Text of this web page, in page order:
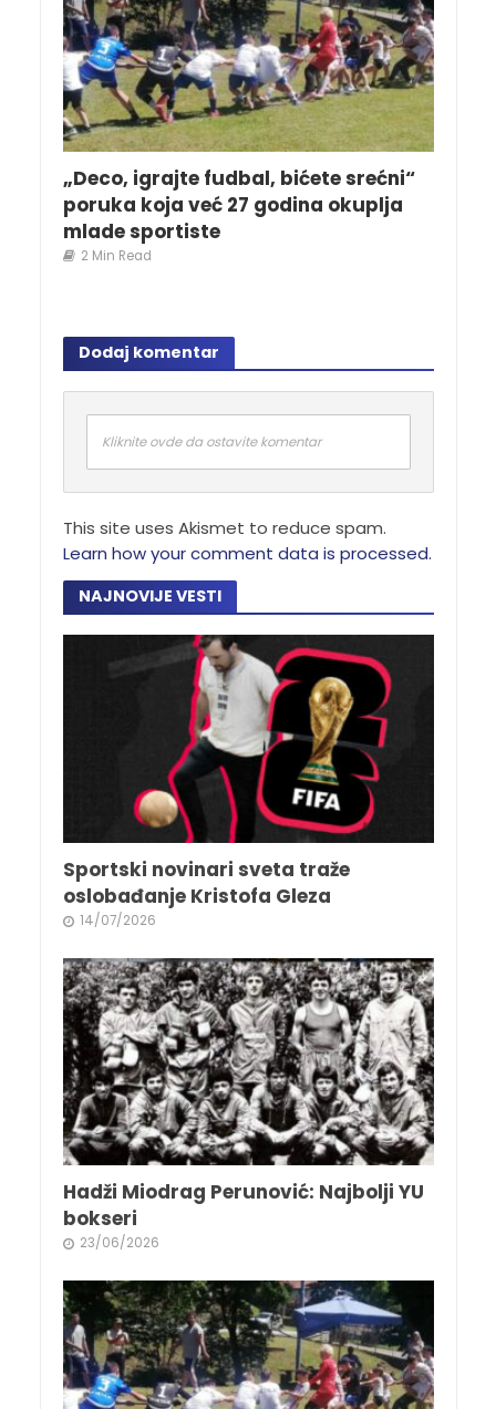
„Deco, igrajte fudbal, bićete srećni“
poruka koja već 27 godina okuplja
mlade sportiste
2 Min Read
Dodaj komentar
Kliknite ovde da ostavite komentar
This site uses Akismet to reduce spam.
Learn how your comment data is processed.
NAJNOVIJE VESTI
Sportski novinari sveta traže
oslobađanje Kristofa Gleza
14/07/2026
Hadži Miodrag Perunović: Najbolji YU
bokseri
23/06/2026